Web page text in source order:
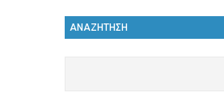
ΑΝΑΖΗΤΗΣΗ